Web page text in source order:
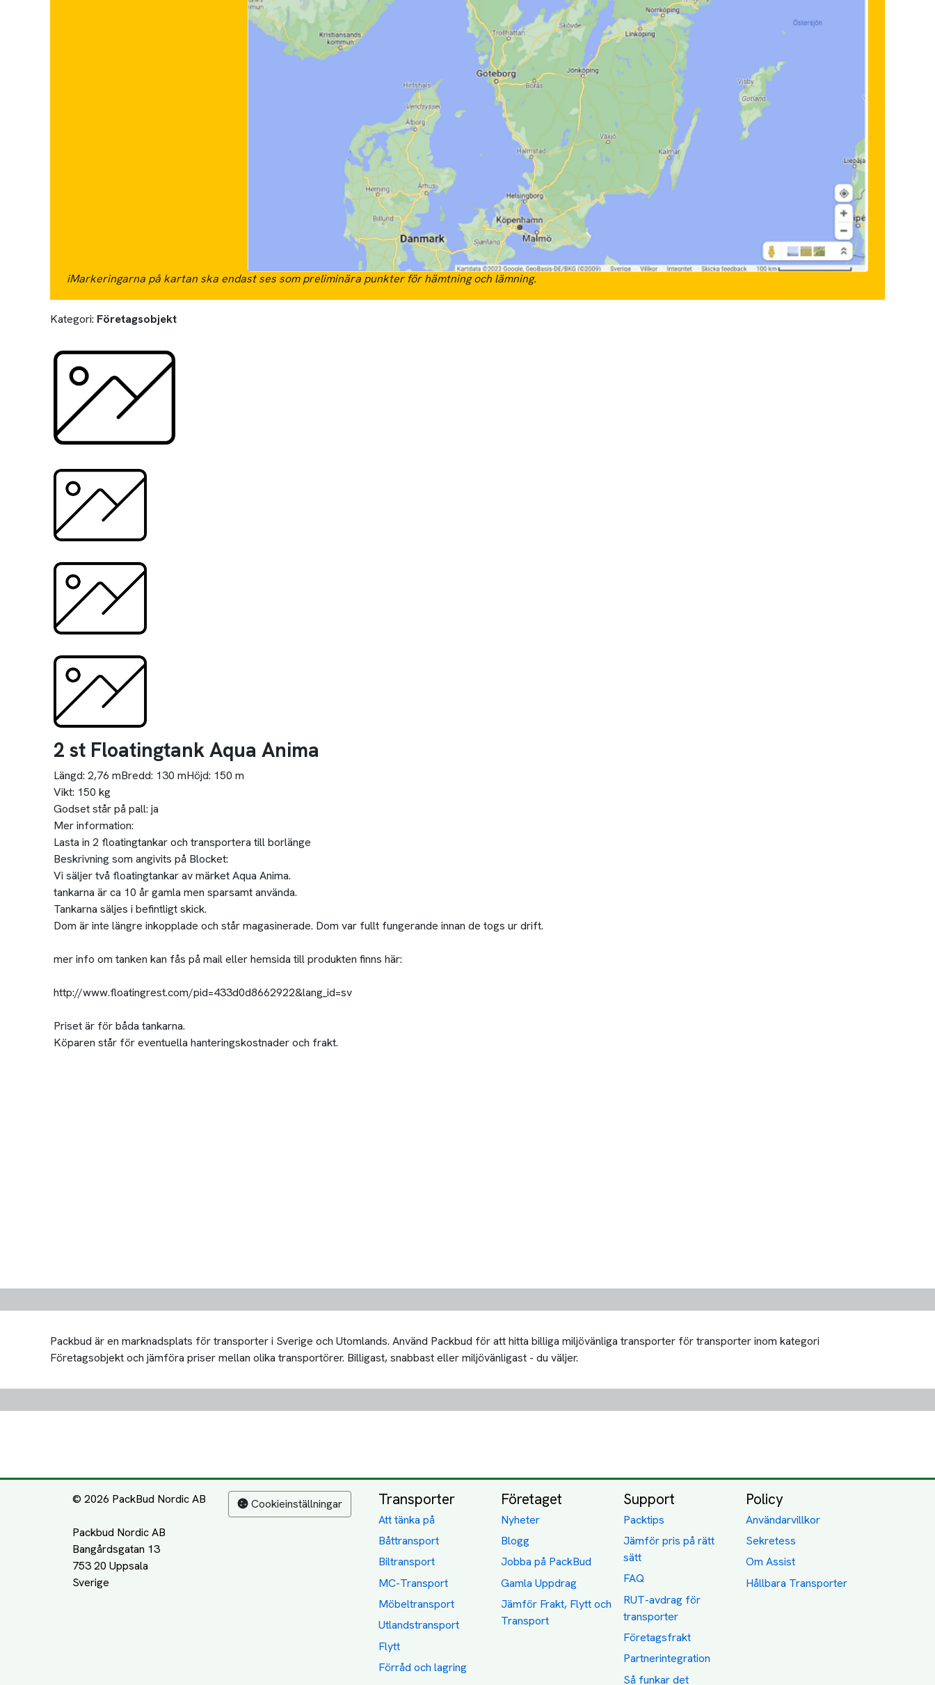
iMarkeringarna på kartan ska endast ses som preliminära punkter för hämtning och lämning.
Kategori: Företagsobjekt
2 st Floatingtank Aqua Anima
Längd: 2,76 mBredd: 130 mHöjd: 150 m
Vikt: 150 kg
Godset står på pall: ja
Mer information:
Lasta in 2 floatingtankar och transportera till borlänge
Beskrivning som angivits på Blocket:
Vi säljer två floatingtankar av märket Aqua Anima.
tankarna är ca 10 år gamla men sparsamt använda.
Tankarna säljes i befintligt skick.
Dom är inte längre inkopplade och står magasinerade. Dom var fullt fungerande innan de togs ur drift.
mer info om tanken kan fås på mail eller hemsida till produkten finns här:
http://www.floatingrest.com/pid=433d0d8662922&lang_id=sv
Priset är för båda tankarna.
Köparen står för eventuella hanteringskostnader och frakt.
Packbud är en marknadsplats för transporter i Sverige och Utomlands. Använd Packbud för att hitta billiga miljövänliga transporter för transporter inom kategori
Företagsobjekt och jämföra priser mellan olika transportörer. Billigast, snabbast eller miljövänligast - du väljer.
© 2026 PackBud Nordic AB
Packbud Nordic AB
Bangårdsgatan 13
753 20 Uppsala
Cookieinställningar Transporter
Att tänka på
Båttransport
Biltransport
MC-Transport
Möbeltransport
Utlandstransport
Flytt
Förråd och lagring
Företaget
Nyheter
Blogg
Jobba på PackBud
Gamla Uppdrag
Jämför Frakt, Flytt och
Transport
Support
Packtips
Jämför pris på rätt
sätt
FAQ
RUT-avdrag för
transporter
Företagsfrakt
Partnerintegration
Så funkar det
Policy
Användarvillkor
Sekretess
Om Assist
Hållbara Transporter